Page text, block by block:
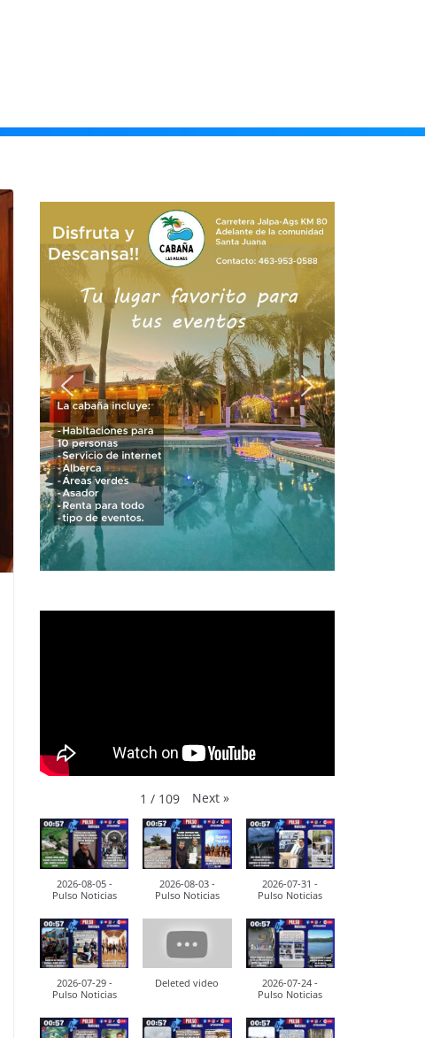
1 / 109 Next »
2026-08-05 -
Pulso Noticias
2026-08-03 -
Pulso Noticias
2026-07-31 -
Pulso Noticias
2026-07-29 -
Pulso Noticias
Deleted video
2026-07-24 -
Pulso Noticias